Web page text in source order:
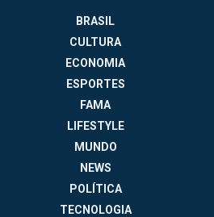
BRASIL
CULTURA
ECONOMIA
ESPORTES
FAMA
LIFESTYLE
MUNDO
NEWS
POLÍTICA
TECNOLOGIA